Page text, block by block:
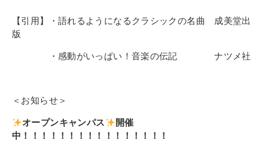
【引用】・語れるようになるクラシックの名曲 成美堂出
版
・感動がいっぱい！音楽の伝記 ナツメ社
＜お知らせ＞
オープンキャンパス
開催
中！！！！！！！！！！！！！！！！